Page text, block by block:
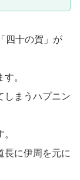
四十の賀」が
。
しまうハプニン
長に伊周を元に